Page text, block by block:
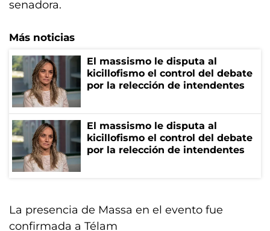
senadora.
Más noticias
El massismo le disputa al
kicillofismo el control del debate
por la relección de intendentes
El massismo le disputa al
kicillofismo el control del debate
por la relección de intendentes
La presencia de Massa en el evento fue
confirmada a Télam